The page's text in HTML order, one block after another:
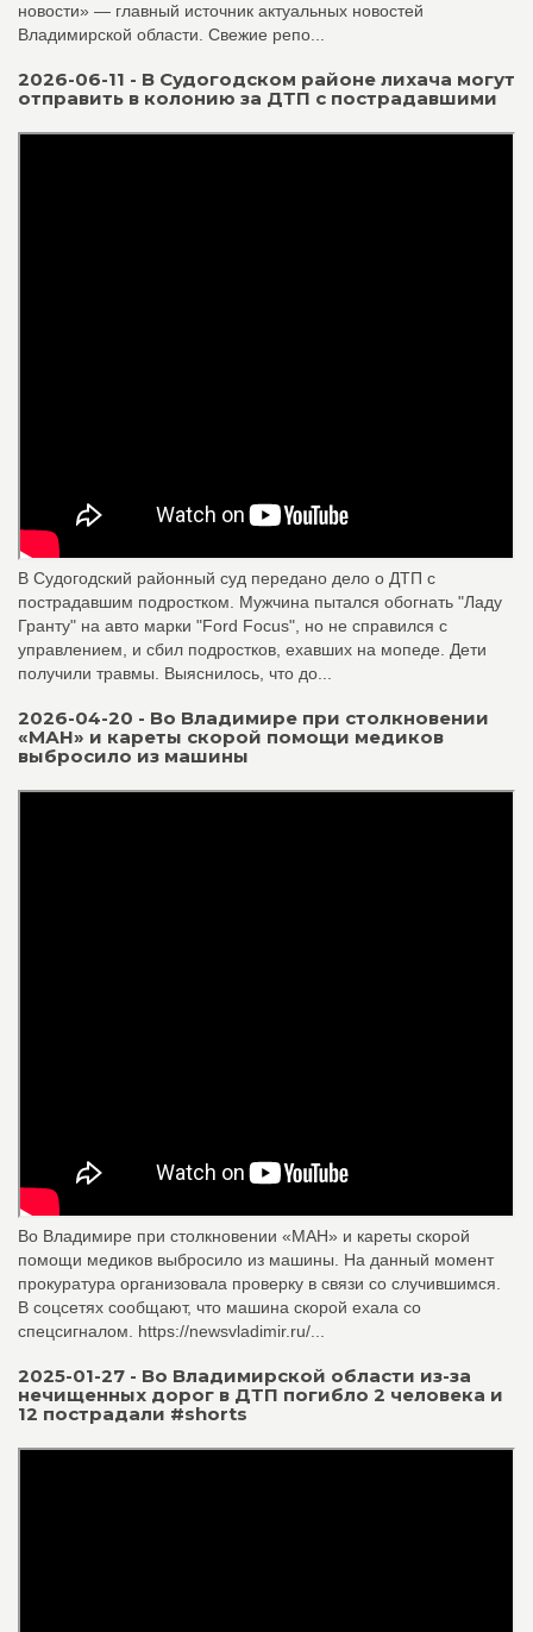
новости» — главный источник актуальных новостей
Владимирской области. Свежие репо...
2026-06-11 - В Судогодском районе лихача могут
отправить в колонию за ДТП с пострадавшими
В Судогодский районный суд передано дело о ДТП с
пострадавшим подростком. Мужчина пытался обогнать "Ладу
Гранту" на авто марки "Ford Focus", но не справился с
управлением, и сбил подростков, ехавших на мопеде. Дети
получили травмы. Выяснилось, что до...
2026-04-20 - Во Владимире при столкновении
«МАН» и кареты скорой помощи медиков
выбросило из машины
Во Владимире при столкновении «МАН» и кареты скорой
помощи медиков выбросило из машины. На данный момент
прокуратура организовала проверку в связи со случившимся.
В соцсетях сообщают, что машина скорой ехала со
спецсигналом. https://newsvladimir.ru/...
2025-01-27 - Во Владимирской области из-за
нечищенных дорог в ДТП погибло 2 человека и
12 пострадали #shorts